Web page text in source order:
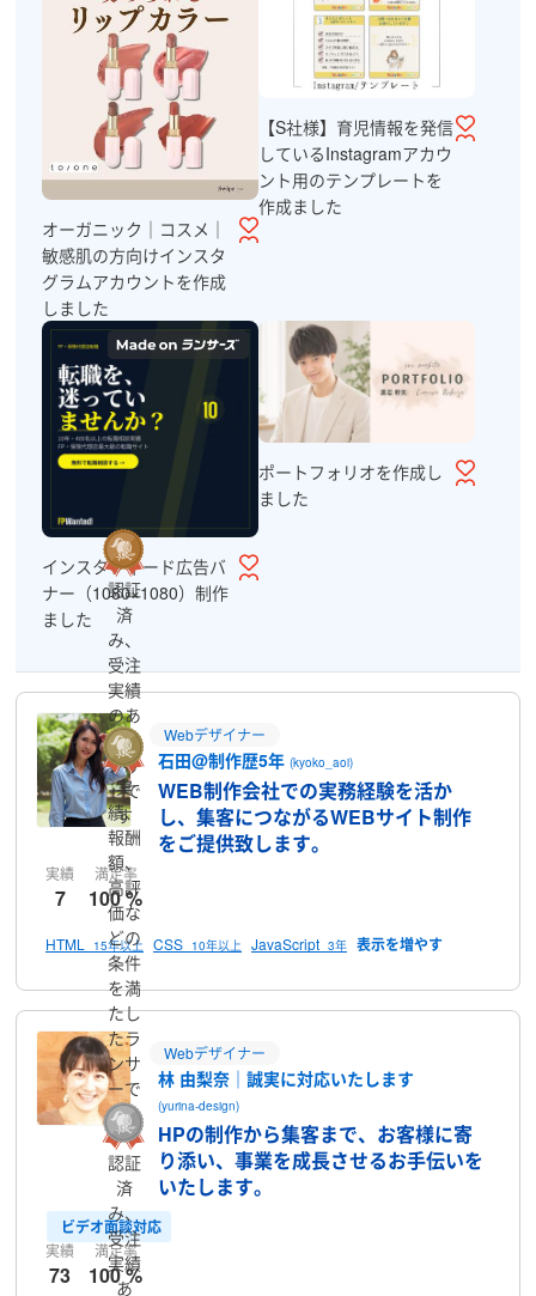
オーガニック｜コスメ｜
敏感肌の方向けインスタ
グラムアカウントを作成
しました
【S社様】育児情報を発信
しているInstagramアカウ
ント用のテンプレートを
作成ました
インスタフィード広告バ
ナー（1080×1080）制作
ました
ポートフォリオを作成し
ました
認証
済
み、
受注
実績
のあ
るラ
ンサ
ーで
す
Webデザイナー
石田@制作歴5年(kyoko_aoi)
WEB制作会社での実務経験を活か
し、集客につながるWEBサイト制作
をご提供致します。
実績
7
満足率
100 %
HTML 15年以上 CSS 10年以上 JavaScript 3年
実
績、
報酬
額、
高評
価な
どの
条件
を満
たし
たラ
ンサ
ーで
す
Webデザイナー
林 由梨奈｜誠実に対応いたします
(yurina-design)
HPの制作から集客まで、お客様に寄
り添い、事業を成長させるお手伝いを
いたします。
ビデオ面談対応
実績
73
満足率
100 %
認証
済
み、
受注
実績
あ